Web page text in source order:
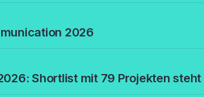
2026
Shortlist mit 79 Projekten steht